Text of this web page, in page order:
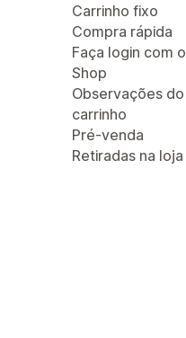
Carrinho fixo
Compra rápida
Faça login com o
Shop
Observações do
carrinho
Pré-venda
Retiradas na loja